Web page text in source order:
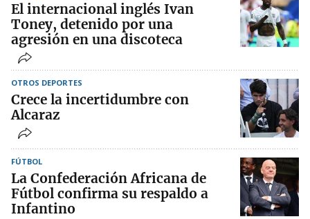
El internacional inglés Ivan
Toney, detenido por una
agresión en una discoteca
OTROS DEPORTES
Crece la incertidumbre con
Alcaraz
FÚTBOL
La Confederación Africana de
Fútbol confirma su respaldo a
Infantino